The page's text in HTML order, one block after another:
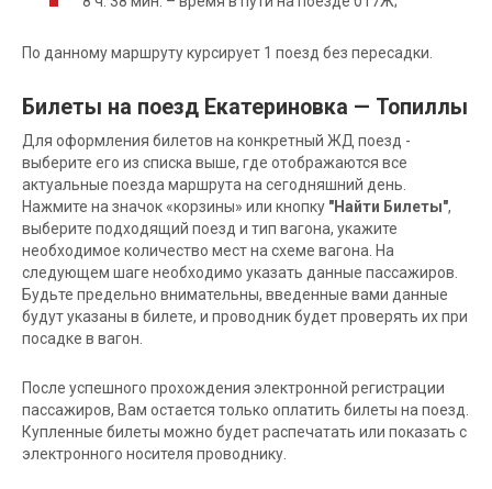
По данному маршруту курсирует 1 поезд без пересадки.
Билеты на поезд Екатериновка — Топиллы
Для оформления билетов на конкретный ЖД поезд -
выберите его из списка выше, где отображаются все
актуальные поезда маршрута на сегодняшний день.
Нажмите на значок «корзины» или кнопку "Найти Билеты",
выберите подходящий поезд и тип вагона, укажите
необходимое количество мест на схеме вагона. На
следующем шаге необходимо указать данные пассажиров.
Будьте предельно внимательны, введенные вами данные
будут указаны в билете, и проводник будет проверять их при
посадке в вагон.
После успешного прохождения электронной регистрации
пассажиров, Вам остается только оплатить билеты на поезд.
Купленные билеты можно будет распечатать или показать с
электронного носителя проводнику.